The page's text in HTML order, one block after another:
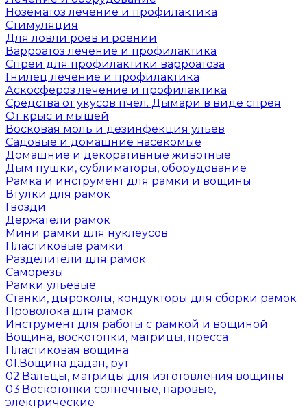
Нозематоз лечение и профилактика
Стимуляция
Для ловли роёв и роении
Варроатоз лечение и профилактика
Спреи для профилактики варроатоза
Гнилец лечение и профилактика
Аскосфероз лечение и профилактика
Средства от укусов пчел. Дымари в виде спрея
От крыс и мышей
Восковая моль и дезинфекция ульев
Садовые и домашние насекомые
Домашние и декоративные животные
Дым пушки, сублиматоры, оборудование
Рамка и инструмент для рамки и вощины
Втулки для рамок
Гвозди
Держатели рамок
Мини рамки для нуклеусов
Пластиковые рамки
Разделители для рамок
Саморезы
Рамки ульевые
Станки, дыроколы, кондукторы для сборки рамок
Проволока для рамок
Инструмент для работы с рамкой и вощиной
Вощина, воскотопки, матрицы, пресса
Пластиковая вощина
01.Вощина дадан, рут
02.Вальцы, матрицы для изготовления вощины
03.Воскотопки солнечные, паровые,
электрические